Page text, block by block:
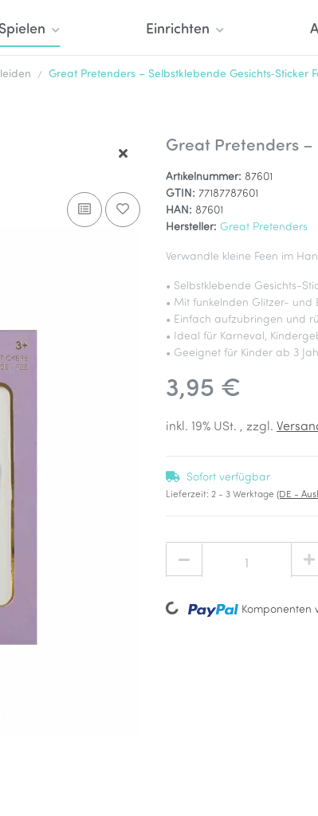
Spielen Einrichten
Great Pretenders – Selbstklebende Gesichts‑Sticker
Great Pretenders –
Artikelnummer: 87601
GTIN: 77187787601
HAN: 87601
Hersteller: Great Pretenders
Verwandle kleine Feen im
• Selbstklebende Gesichts-
• Mit funkelnden Glitzer- und
• Einfach aufzubringen und
• Ideal für Karneval,
• Geeignet für Kinder ab 3
3,95 €
inkl. 19% USt. , zzgl.
Sofort verfügbar
Lieferzeit: 2 - 3 Werktage (DE -
Loading... Komponenten